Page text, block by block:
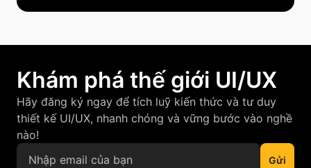
Khám phá thế giới UI/UX
Hãy đăng ký ngay để tích luỹ kiến thức và tư duy
thiết kế UI/UX, nhanh chóng và vững bước vào nghề
nào!